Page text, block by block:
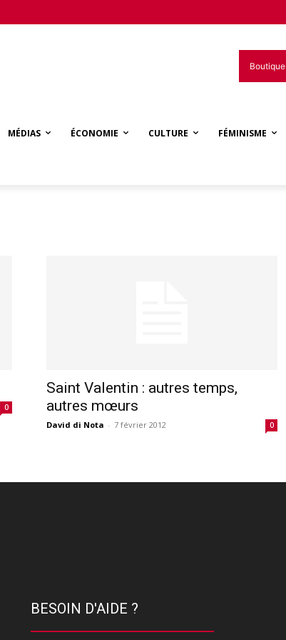
Boutique
MÉDIAS ÉCONOMIE CULTURE FÉMINISME
0
Saint Valentin : autres temps,
autres mœurs
David di Nota - 7 février 2012 0
BESOIN D'AIDE ?